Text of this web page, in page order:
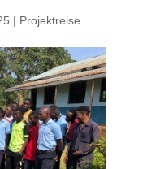
| Projektreise